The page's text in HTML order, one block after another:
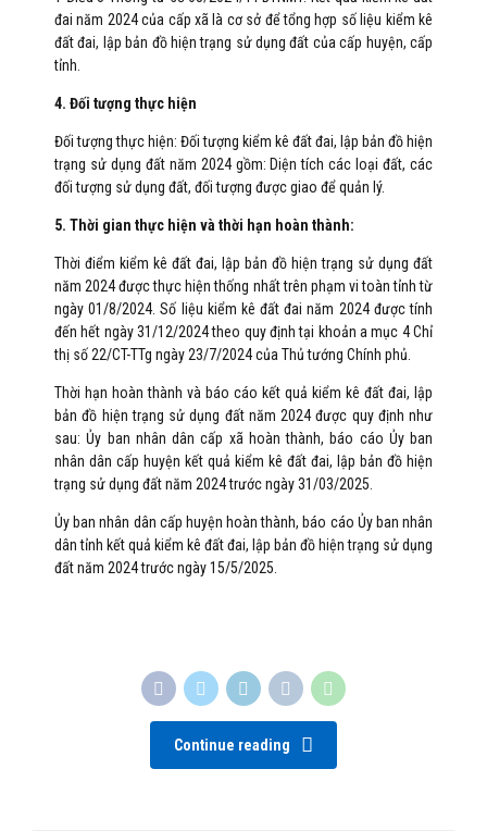
đai năm 2024 của cấp xã là cơ sở để tổng hợp số liệu kiểm kê
đất đai, lập bản đồ hiện trạng sử dụng đất của cấp huyện, cấp
tỉnh.
4. Đối tượng thực hiện
Đối tượng thực hiện: Đối tượng kiểm kê đất đai, lập bản đồ hiện
trạng sử dụng đất năm 2024 gồm: Diện tích các loại đất, các
đối tượng sử dụng đất, đối tượng được giao để quản lý.
5. Thời gian thực hiện và thời hạn hoàn thành:
Thời điểm kiểm kê đất đai, lập bản đồ hiện trạng sử dụng đất
năm 2024 được thực hiện thống nhất trên phạm vi toàn tỉnh từ
ngày 01/8/2024. Số liệu kiểm kê đất đai năm 2024 được tính
đến hết ngày 31/12/2024 theo quy định tại khoản a mục 4 Chỉ
thị số 22/CT-TTg ngày 23/7/2024 của Thủ tướng Chính phủ.
Thời hạn hoàn thành và báo cáo kết quả kiểm kê đất đai, lập
bản đồ hiện trạng sử dụng đất năm 2024 được quy định như
sau: Ủy ban nhân dân cấp xã hoàn thành, báo cáo Ủy ban
nhân dân cấp huyện kết quả kiểm kê đất đai, lập bản đồ hiện
trạng sử dụng đất năm 2024 trước ngày 31/03/2025.
Ủy ban nhân dân cấp huyện hoàn thành, báo cáo Ủy ban nhân
dân tỉnh kết quả kiểm kê đất đai, lập bản đồ hiện trạng sử dụng
đất năm 2024 trước ngày 15/5/2025.
Continue reading